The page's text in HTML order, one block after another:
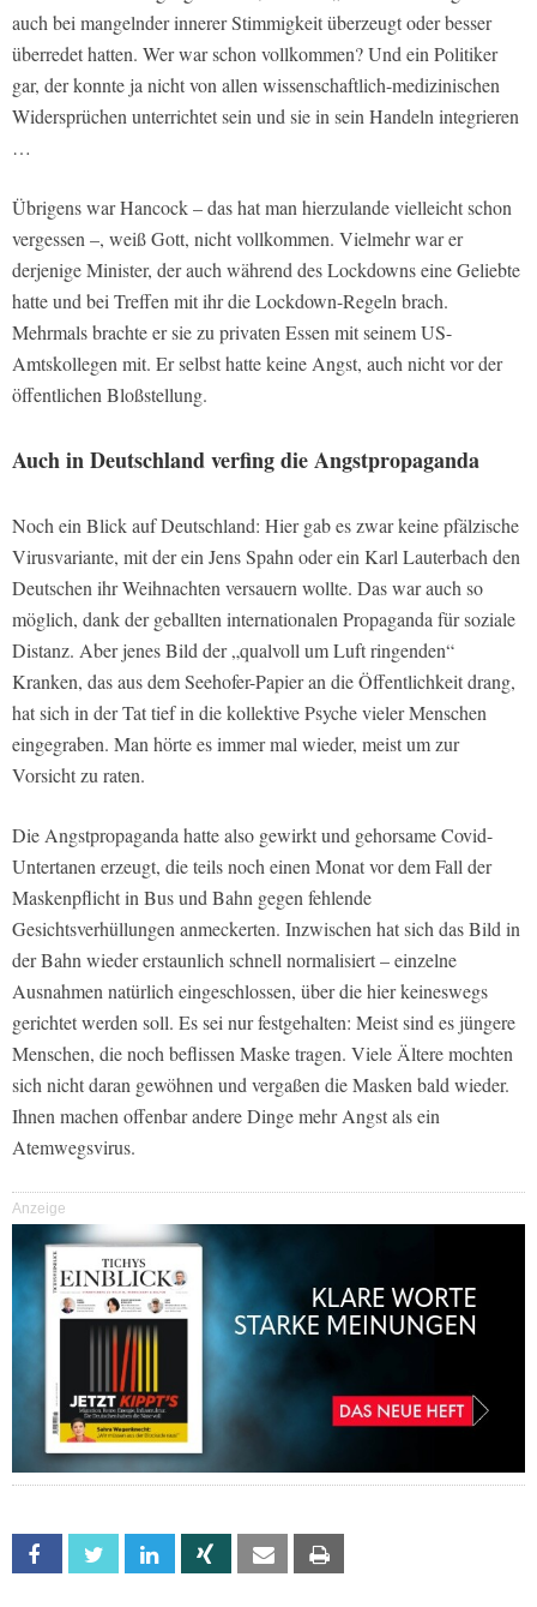
auch bei mangelnder innerer Stimmigkeit überzeugt oder besser
überredet hatten. Wer war schon vollkommen? Und ein Politiker
gar, der konnte ja nicht von allen wissenschaftlich-medizinischen
Widersprüchen unterrichtet sein und sie in sein Handeln integrieren
…
Übrigens war Hancock – das hat man hierzulande vielleicht schon
vergessen –, weiß Gott, nicht vollkommen. Vielmehr war er
derjenige Minister, der auch während des Lockdowns eine Geliebte
hatte und bei Treffen mit ihr die Lockdown-Regeln brach.
Mehrmals brachte er sie zu privaten Essen mit seinem US-
Amtskollegen mit. Er selbst hatte keine Angst, auch nicht vor der
öffentlichen Bloßstellung.
Auch in Deutschland verfing die Angstpropaganda
Noch ein Blick auf Deutschland: Hier gab es zwar keine pfälzische
Virusvariante, mit der ein Jens Spahn oder ein Karl Lauterbach den
Deutschen ihr Weihnachten versauern wollte. Das war auch so
möglich, dank der geballten internationalen Propaganda für soziale
Distanz. Aber jenes Bild der „qualvoll um Luft ringenden“
Kranken, das aus dem Seehofer-Papier an die Öffentlichkeit drang,
hat sich in der Tat tief in die kollektive Psyche vieler Menschen
eingegraben. Man hörte es immer mal wieder, meist um zur
Vorsicht zu raten.
Die Angstpropaganda hatte also gewirkt und gehorsame Covid-
Untertanen erzeugt, die teils noch einen Monat vor dem Fall der
Maskenpflicht in Bus und Bahn gegen fehlende
Gesichtsverhüllungen anmeckerten. Inzwischen hat sich das Bild in
der Bahn wieder erstaunlich schnell normalisiert – einzelne
Ausnahmen natürlich eingeschlossen, über die hier keineswegs
gerichtet werden soll. Es sei nur festgehalten: Meist sind es jüngere
Menschen, die noch beflissen Maske tragen. Viele Ältere mochten
sich nicht daran gewöhnen und vergaßen die Masken bald wieder.
Ihnen machen offenbar andere Dinge mehr Angst als ein
Atemwegsvirus.
Anzeige
Facebook Twitter Linkedin Xing Email